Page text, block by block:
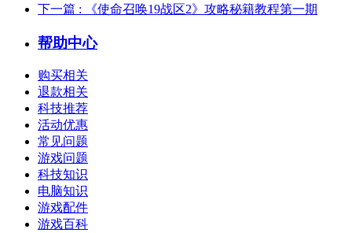
下一篇 : 《使命召唤19战区2》攻略秘籍教程第一期
帮助中心
购买相关
退款相关
科技推荐
活动优惠
常见问题
游戏问题
科技知识
电脑知识
游戏配件
游戏百科